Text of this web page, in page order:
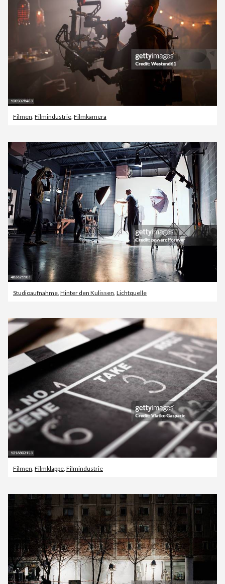
Filmen, Filmindustrie, Filmkamera
Studioaufnahme Hinter den Kulissen Lichtquelle
Filmen, Filmklappe, Filmindustrie